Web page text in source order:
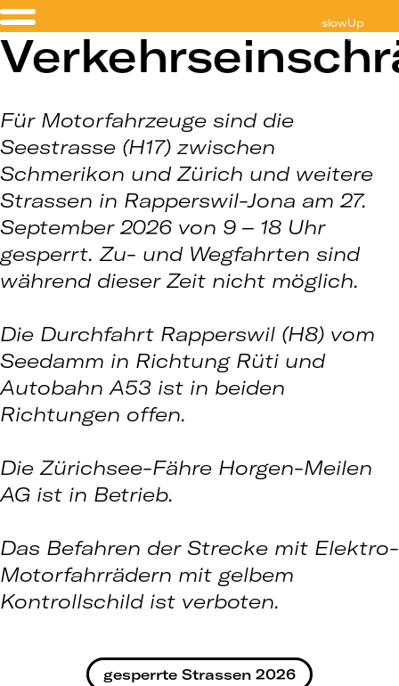
slowUp
Zürichsee
Für Motorfahrzeuge sind die
Seestrasse (H17) zwischen
Schmerikon und Zürich und weitere
Strassen in Rapperswil-Jona am 27.
September 2026 von 9 – 18 Uhr
gesperrt. Zu- und Wegfahrten sind
während dieser Zeit nicht möglich.
Die Durchfahrt Rapperswil (H8) vom
Seedamm in Richtung Rüti und
Autobahn A53 ist in beiden
Richtungen offen.
Die Zürichsee-Fähre Horgen-Meilen
AG ist in Betrieb.
Das Befahren der Strecke mit Elektro-
Motorfahrrädern mit gelbem
Kontrollschild ist verboten.
gesperrte Strassen 2026